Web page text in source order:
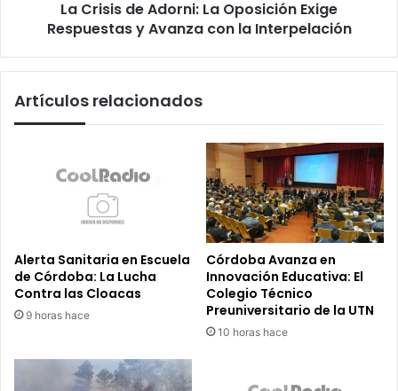
La Crisis de Adorni: La Oposición Exige
Respuestas y Avanza con la Interpelación
Artículos relacionados
Alerta Sanitaria en Escuela
de Córdoba: La Lucha
Contra las Cloacas
9 horas hace
Córdoba Avanza en
Innovación Educativa: El
Colegio Técnico
Preuniversitario de la UTN
10 horas hace